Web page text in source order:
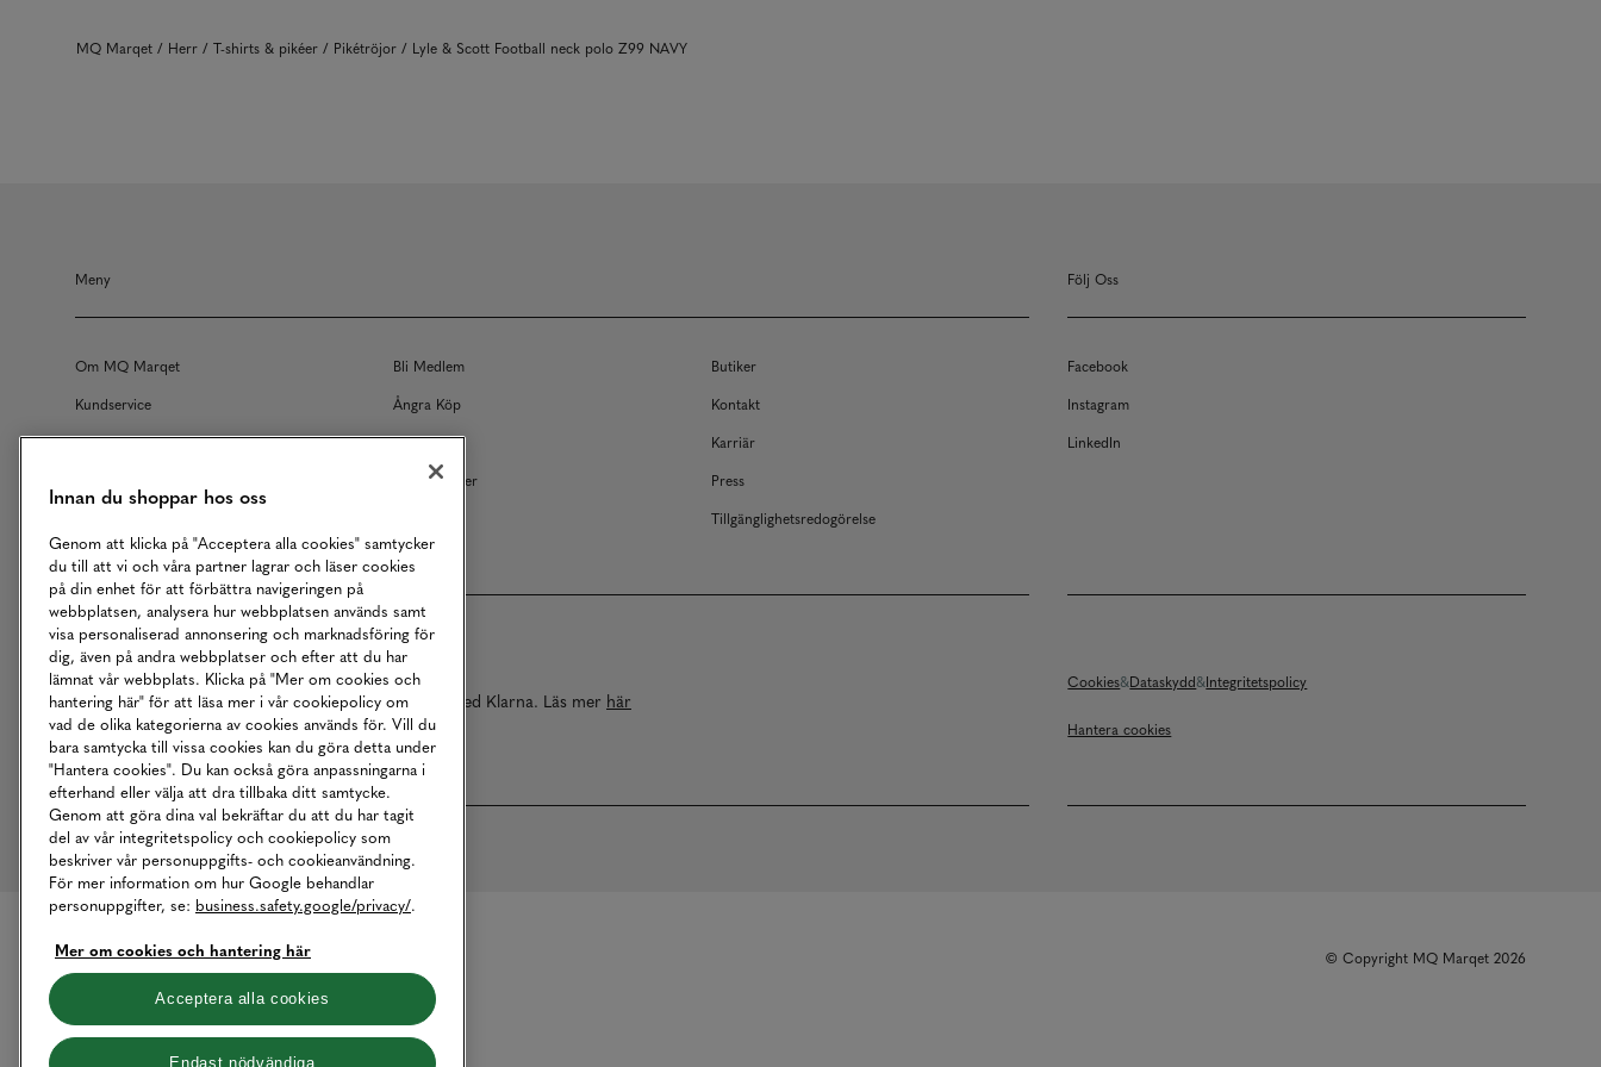
MQ Marqet Herr T-shirts & pikéer Pikétröjor Lyle & Scott Football neck polo Z99 NAVY
Meny
Om MQ Marqet Bli Medlem
Butiker
Kundservice
Ångra Köp
Kontakt
Returer
Köpvillkor
Karriär
Våra Tjänster
Press
Tillgänglighetsredogörelse
Följ Oss
Facebook
Instagram
LinkedIn
Betalningar online sköts i samarbete med Klarna. Läs mer här
Cookies Dataskydd Integritetspolicy
Hantera cookies
© Copyright MQ Marqet 2026
Innan du shoppar hos oss
Genom att klicka på "Acceptera alla cookies" samtycker
du till att vi och våra partner lagrar och läser cookies
på din enhet för att förbättra navigeringen på
webbplatsen, analysera hur webbplatsen används samt
visa personaliserad annonsering och marknadsföring för
dig, även på andra webbplatser och efter att du har
lämnat vår webbplats. Klicka på "Mer om cookies och
hantering här" för att läsa mer i vår cookiepolicy om
vad de olika kategorierna av cookies används för. Vill du
bara samtycka till vissa cookies kan du göra detta under
"Hantera cookies". Du kan också göra anpassningarna i
efterhand eller välja att dra tillbaka ditt samtycke.
Genom att göra dina val bekräftar du att du har tagit
del av vår integritetspolicy och cookiepolicy som
beskriver vår personuppgifts- och cookieanvändning.
För mer information om hur Google behandlar
personuppgifter, se: business.safety.google/privacy/.
Mer om cookies och hantering här
Acceptera alla cookies
Endast nödvändiga